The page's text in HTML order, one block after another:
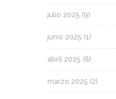
julio 2025 (9)
junio 2025 (1)
abril 2025 (8)
marzo 2025 (2)